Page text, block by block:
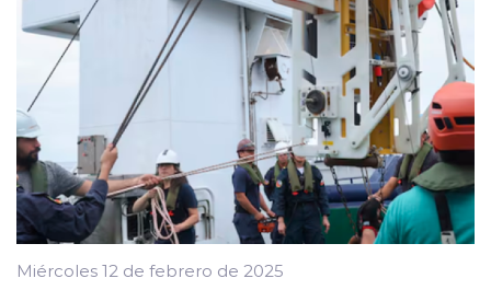
Miércoles 12 de febrero de 2025